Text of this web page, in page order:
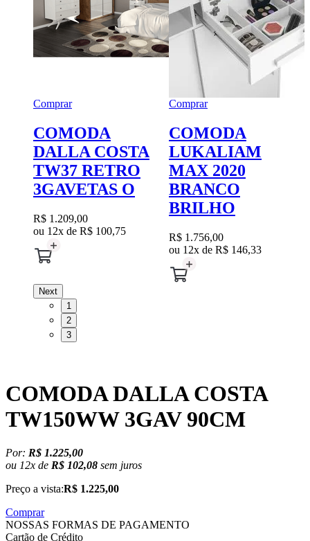
Comprar
COMODA
DALLA COSTA
TW37 RETRO
3GAVETAS O
R$ 1.209,00
ou 12x de R$ 100,75
Comprar
COMODA
LUKALIAM
MAX 2020
BRANCO
BRILHO
R$ 1.756,00
ou 12x de R$ 146,33
Next
1
2
3
COMODA DALLA COSTA
TW150WW 3GAV 90CM
Por: R$ 1.225,00
ou 12x de R$ 102,08 sem juros
Preço a vista:R$ 1.225,00
Comprar
NOSSAS FORMAS DE PAGAMENTO
Cartão de Crédito